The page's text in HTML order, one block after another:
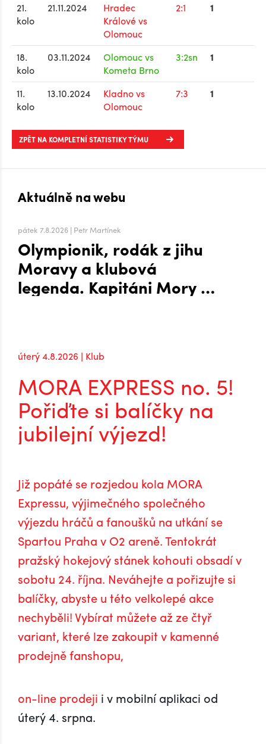
21.
kolo
21.11.2024
Hradec
Králové vs
Olomouc
2:1 1
18.
kolo
03.11.2024
Olomouc vs
Kometa Brno
3:2sn 1
11.
kolo
13.10.2024
Kladno vs
Olomouc
7:3 1
ZPĚT NA KOMPLETNÍ STATISTIKY TÝMU
Aktuálně na webu
pátek 7.8.2026 | Petr Martínek
Olympionik, rodák z jihu
Moravy a klubová
legenda. Kapitáni Mory po
úterý 4.8.2026 | Klub
MORA EXPRESS no. 5!
Pořiďte si balíčky na
jubilejní výjezd!
Již popáté se rozjedou kola MORA
Expressu, výjimečného společného
výjezdu hráčů a fanoušků na utkání se
Spartou Praha v O2 areně. Tentokrát
pražský hokejový stánek kohouti obsadí v
sobotu 24. října. Neváhejte a pořizujte si
balíčky, abyste u této velkolepé akce
nechyběli! Vybírat můžete až ze čtyř
variant, které lze zakoupit v kamenné
prodejně fanshopu,
on-line prodeji i v mobilní aplikaci od
úterý 4. srpna.